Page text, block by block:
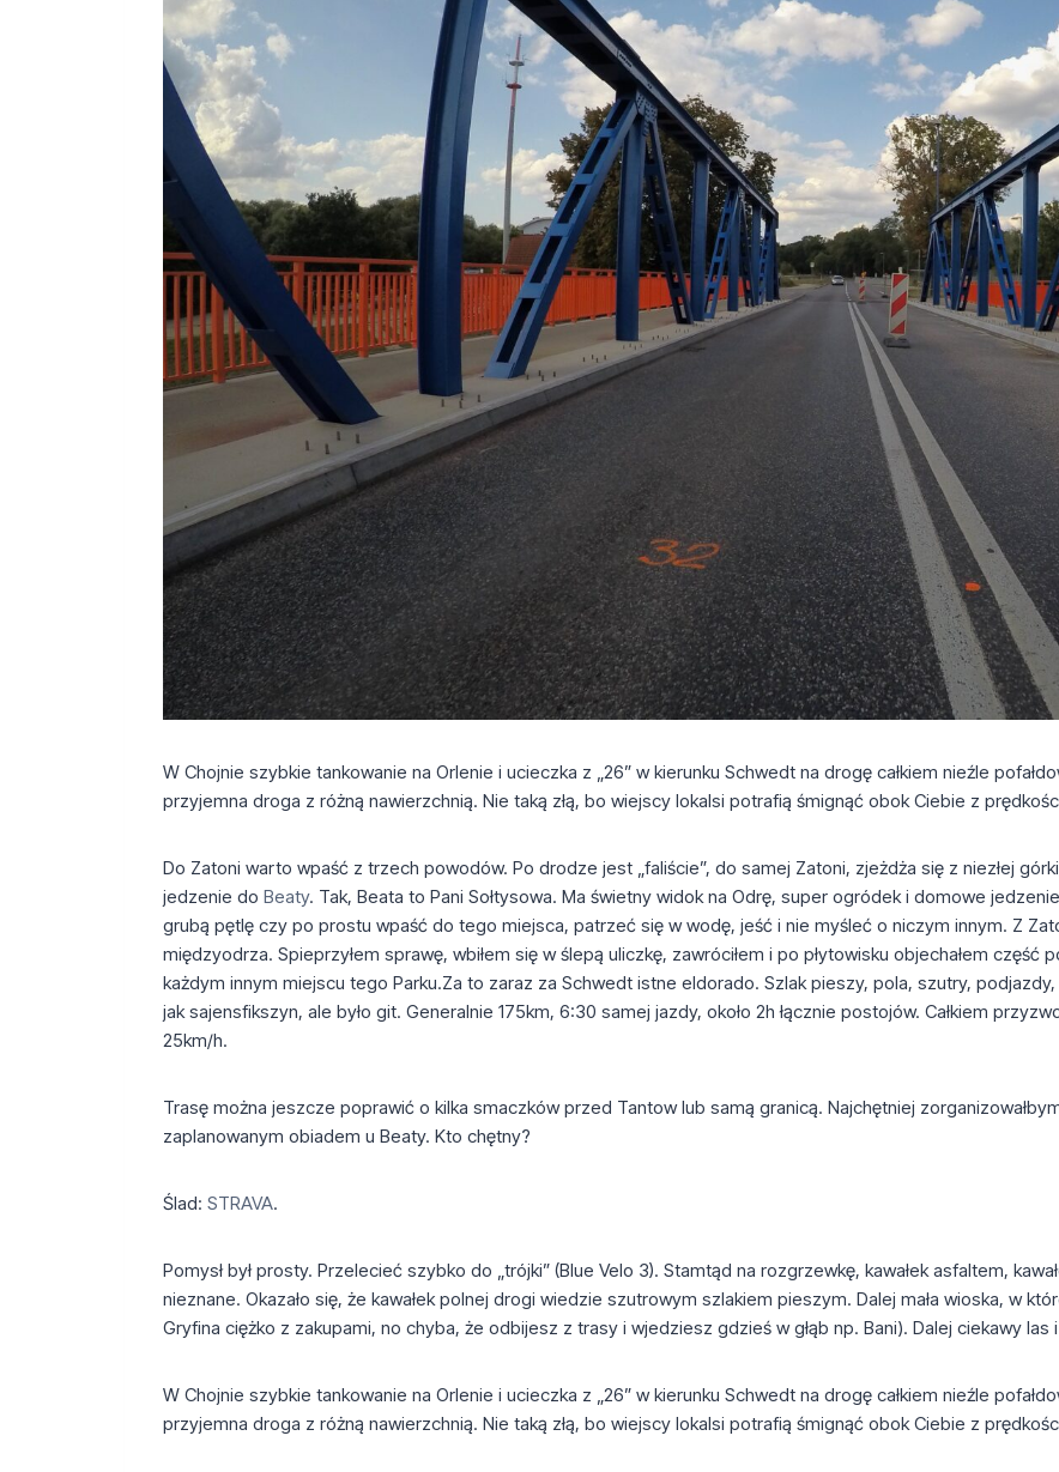
W Chojnie szybkie tankowanie na Orlenie i ucieczka z „26” w kierunku Schwedt na drogę całkiem nieźle
przyjemna droga z różną nawierzchnią. Nie taką złą, bo wiejscy lokalsi potrafią śmignąć obok Ciebie z
Do Zatoni warto wpaść z trzech powodów. Po drodze jest „faliście”, do samej Zatoni, zjeżdża się z niezłej
jedzenie do Beaty. Tak, Beata to Pani Sołtysowa. Ma świetny widok na Odrę, super ogródek i domowe
grubą pętlę czy po prostu wpaść do tego miejsca, patrzeć się w wodę, jeść i nie myśleć o niczym innym. Z
międzyodrza. Spieprzyłem sprawę, wbiłem się w ślepą uliczkę, zawróciłem i po płytowisku objechałem część
każdym innym miejscu tego Parku.Za to zaraz za Schwedt istne eldorado. Szlak pieszy, pola, szutry,
jak sajensfikszyn, ale było git. Generalnie 175km, 6:30 samej jazdy, około 2h łącznie postojów. Całkiem
25km/h.
Trasę można jeszcze poprawić o kilka smaczków przed Tantow lub samą granicą. Najchętniej
zaplanowanym obiadem u Beaty. Kto chętny?
Ślad: STRAVA.
Pomysł był prosty. Przelecieć szybko do „trójki” (Blue Velo 3). Stamtąd na rozgrzewkę, kawałek asfaltem,
nieznane. Okazało się, że kawałek polnej drogi wiedzie szutrowym szlakiem pieszym. Dalej mała wioska, w
Gryfina ciężko z zakupami, no chyba, że odbijesz z trasy i wjedziesz gdzieś w głąb np. Bani). Dalej ciekawy las
W Chojnie szybkie tankowanie na Orlenie i ucieczka z „26” w kierunku Schwedt na drogę całkiem nieźle
przyjemna droga z różną nawierzchnią. Nie taką złą, bo wiejscy lokalsi potrafią śmignąć obok Ciebie z